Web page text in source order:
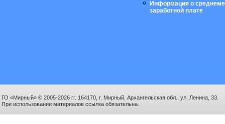
Информация о
заработной плате
ГО «Мирный» © 2005-2026 гг. 164170, г. Мирный, Архангельская обл., ул. Ленина, 33.
При использовании материалов ссылка обязательна.